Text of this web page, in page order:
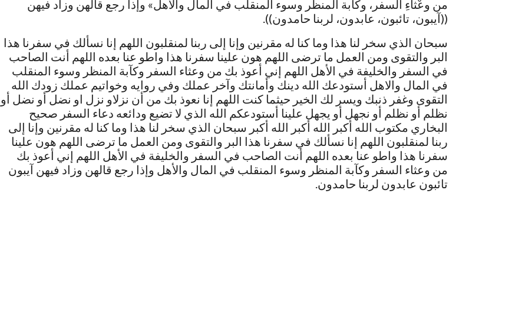
من وعْثاءِ السفر، وكآبة المنظر وسوء المنقلب في المال والأهل» وإذا رجع قالهن وزاد فيهن
((آيبون، تائبون، عابدون، لربنا حامدون)).
سبحان الذي سخر لنا هذا وما كنا له مقرنين وإنا إلى ربنا لمنقلبون اللهم إنا نسألك في سفرنا هذا
البر والتقوى ومن العمل ما ترضى اللهم هون علينا سفرنا هذا واطو عنا بعده اللهم أنت الصاحب
في السفر والخليفة في الأهل اللهم إني أعوذ بك من وعثاء السفر وكآبة المنظر وسوء المنقلب
في المال والاهل أستودعك الله دينك وأمانتك وآخر عملك وفي روايه وخواتيم عملك زودك الله
التقوى وغفر ذنبك ويسر لك الخير حيثما كنت اللهم إنا نعوذ بك من أن نزلاو نزل او نضل أو نضل أو
نظلم أو نظلم أو نجهل أو يجهل علينا أستودعكم الله الذي لا تضيع ودائعه دعاء السفر صحيح
البخاري مكتوب الله أكبر الله أكبر الله أكبر سبحان الذي سخر لنا هذا وما كنا له مقرنين وإنا إلى
ربنا لمنقلبون اللهم إنا نسألك في سفرنا هذا البر والتقوى ومن العمل ما ترضى اللهم هون علينا
سفرنا هذا واطو عنا بعده اللهم أنت الصاحب في السفر والخليفة في الأهل اللهم إني أعوذ بك
من وعثاء السفر وكآبة المنظر وسوء المنقلب في المال والأهل وإذا رجع قالهن وزاد فيهن آيبون
تائبون عابدون لربنا حامدون.